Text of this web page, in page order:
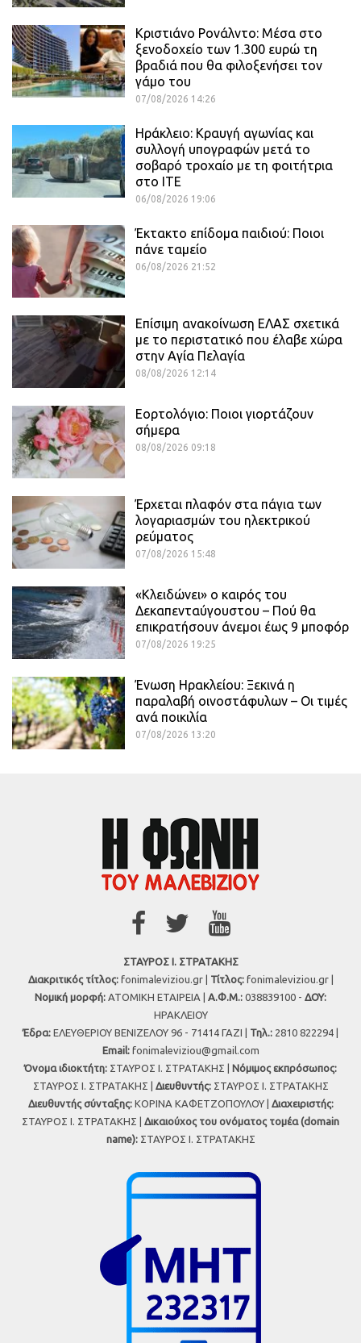
Κριστιάνο Ρονάλντο: Μέσα στο
ξενοδοχείο των 1.300 ευρώ τη
βραδιά που θα φιλοξενήσει τον
γάμο του
07/08/2026 14:26
Ηράκλειο: Κραυγή αγωνίας και
συλλογή υπογραφών μετά το
σοβαρό τροχαίο με τη φοιτήτρια
στο ΙΤΕ
06/08/2026 19:06
Έκτακτο επίδομα παιδιού: Ποιοι
πάνε ταμείο
06/08/2026 21:52
Επίσιμη ανακοίνωση ΕΛΑΣ σχετικά
με το περιστατικό που έλαβε χώρα
στην Αγία Πελαγία
08/08/2026 12:14
Εορτολόγιο: Ποιοι γιορτάζουν
σήμερα
08/08/2026 09:18
Έρχεται πλαφόν στα πάγια των
λογαριασμών του ηλεκτρικού
ρεύματος
07/08/2026 15:48
«Κλειδώνει» ο καιρός του
Δεκαπενταύγουστου – Πού θα
επικρατήσουν άνεμοι έως 9 μποφόρ
07/08/2026 19:25
Ένωση Ηρακλείου: Ξεκινά η
παραλαβή οινοστάφυλων – Οι τιμές
ανά ποικιλία
07/08/2026 13:20
ΣΤΑΥΡΟΣ Ι. ΣΤΡΑΤΑΚΗΣ
Διακριτικός τίτλος:fonimaleviziou.gr | Τίτλος:fonimaleviziou.gr |
Νομική μορφή: ΑΤΟΜΙΚΗ ΕΤΑΙΡΕΙΑ | Α.Φ.Μ.: 038839100 - ΔΟΥ:
ΗΡΑΚΛΕΙΟΥ
Έδρα: ΕΛΕΥΘΕΡΙΟΥ ΒΕΝΙΖΕΛΟΥ 96 - 71414 ΓΑΖΙ | Τηλ.: 2810 822294 |
Εmail: fonimaleviziou@gmail.com
Όνομα ιδιοκτήτη: ΣΤΑΥΡΟΣ Ι. ΣΤΡΑΤΑΚΗΣ | Νόμιμος εκπρόσωπος:
ΣΤΑΥΡΟΣ Ι. ΣΤΡΑΤΑΚΗΣ | Διευθυντής:ΣΤΑΥΡΟΣ Ι. ΣΤΡΑΤΑΚΗΣ
Διευθυντής σύνταξης:ΚΟΡΙΝΑ ΚΑΦΕΤΖΟΠΟΥΛΟΥ | Διαχειριστής:
ΣΤΑΥΡΟΣ Ι. ΣΤΡΑΤΑΚΗΣ | Δικαιούχος του ονόματος τομέα (domain
name):ΣΤΑΥΡΟΣ Ι. ΣΤΡΑΤΑΚΗΣ